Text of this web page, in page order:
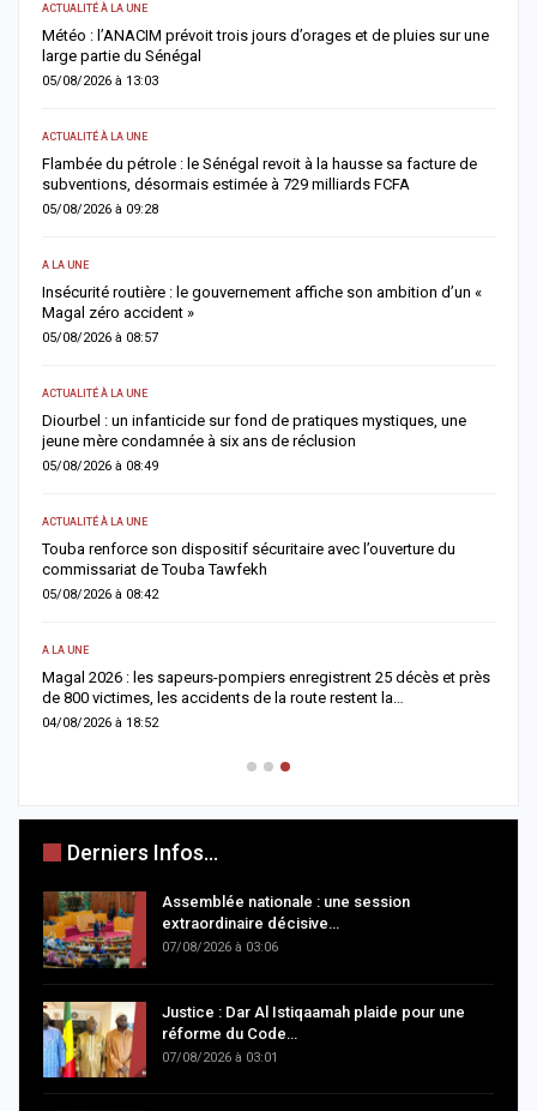
ACTUALITÉ À LA UNE
Météo : l’ANACIM prévoit trois jours d’orages et de pluies sur une
large partie du Sénégal
05/08/2026 à 13:03
ACTUALITÉ À LA UNE
Flambée du pétrole : le Sénégal revoit à la hausse sa facture de
subventions, désormais estimée à 729 milliards FCFA
05/08/2026 à 09:28
A LA UNE
Insécurité routière : le gouvernement affiche son ambition d’un «
Magal zéro accident »
05/08/2026 à 08:57
ACTUALITÉ À LA UNE
Diourbel : un infanticide sur fond de pratiques mystiques, une
jeune mère condamnée à six ans de réclusion
05/08/2026 à 08:49
ACTUALITÉ À LA UNE
Touba renforce son dispositif sécuritaire avec l’ouverture du
commissariat de Touba Tawfekh
05/08/2026 à 08:42
A LA UNE
Magal 2026 : les sapeurs-pompiers enregistrent 25 décès et près
de 800 victimes, les accidents de la route restent la…
04/08/2026 à 18:52
Derniers Infos...
Assemblée nationale : une session
extraordinaire décisive…
07/08/2026 à 03:06
Justice : Dar Al Istiqaamah plaide pour une
réforme du Code…
07/08/2026 à 03:01